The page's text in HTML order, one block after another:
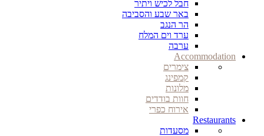
חבל לכיש ויתיר
באר שבע והסביבה
הר הנגב
ערד וים המלח
ערבה
Accommodation
צימרים
קמפינג
מלונות
חוות בודדים
אירוח כפרי
Restaurants
מסעדות